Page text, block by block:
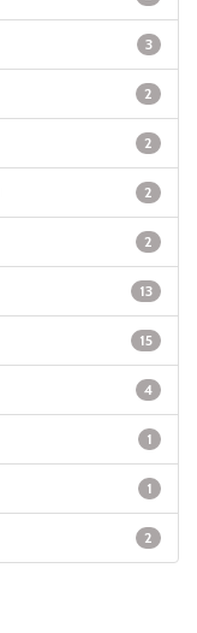
3
2
2
2
2
13
15
4
1
1
2